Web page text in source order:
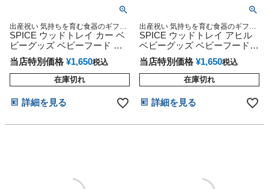
出産祝い 気持ちを育む食器のギフト
セット 出産祝いや、お食い初め、毎
日のお食事に！
SPICE ウッドトレイ カー ベ
ビーグッズ ベビーフード こ
ども食器 ギフトセット
当店特別価格 ¥1,650税込
在庫切れ
詳細を見る
出産祝い 気持ちを育む食器のギフト
セット 出産祝いや、お食い初め、毎
日のお食事に！
SPICE ウッドトレイ アヒル
ベビーグッズ ベビーフード
こども食器
当店特別価格 ¥1,650税込
在庫切れ
詳細を見る